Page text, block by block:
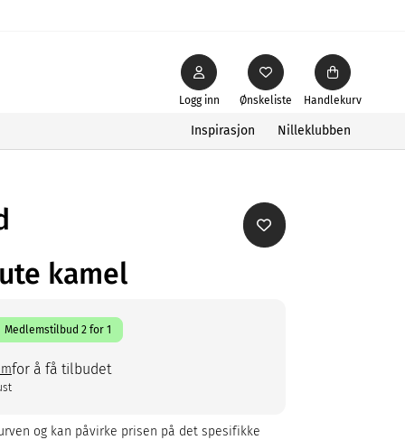
Ønskeliste
Logg inn Handlekurv
Inspirasjon Nilleklubben
kamel
Medlemstilbud 2 for 1
for å få tilbudet
og kan påvirke prisen på det spesifikke